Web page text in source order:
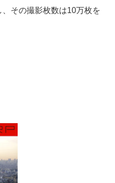
その撮影枚数は10万枚を